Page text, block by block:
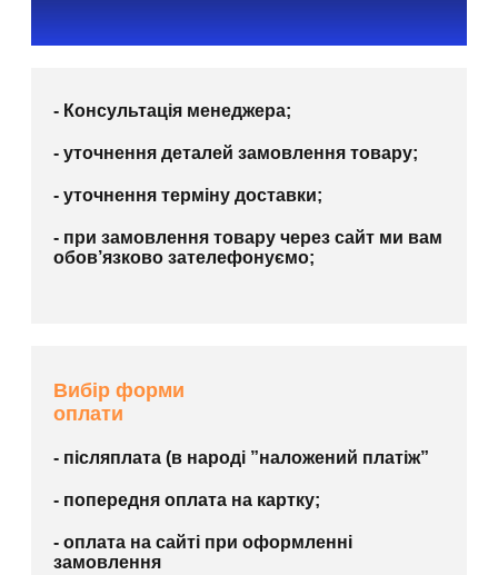
- Консультація менеджера;
- уточнення деталей замовлення товару;
- уточнення терміну доставки;
- при замовлення товару через сайт ми вам
обов’язково зателефонуємо;
Вибір форми
оплати
- післяплата (в народі ”наложений платіж”
- попередня оплата на картку;
- оплата на сайті при оформленні
замовлення